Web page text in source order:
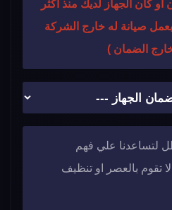
كان الجهاز لديك منذ اكثر
بعمل صيانة له خارج الشركة
الضمان )